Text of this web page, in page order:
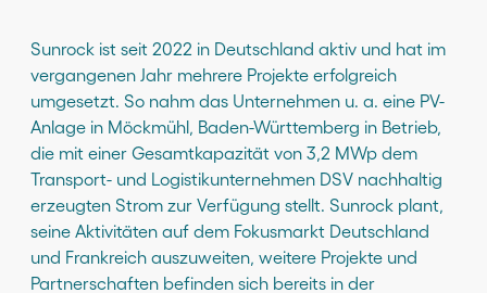
Sunrock ist seit 2022 in Deutschland aktiv und hat im
vergangenen Jahr mehrere Projekte erfolgreich
umgesetzt. So nahm das Unternehmen u. a. eine PV-
Anlage in Möckmühl, Baden-Württemberg in Betrieb,
die mit einer Gesamtkapazität von 3,2 MWp dem
Transport- und Logistikunternehmen DSV nachhaltig
erzeugten Strom zur Verfügung stellt. Sunrock plant,
seine Aktivitäten auf dem Fokusmarkt Deutschland
und Frankreich auszuweiten, weitere Projekte und
Partnerschaften befinden sich bereits in der